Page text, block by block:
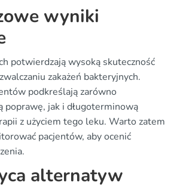
wyniki
potwierdzają wysoką skuteczność
zakażeń bakteryjnych.
podkreślają zarówno
poprawę, jak i długoterminową
z użyciem tego leku. Warto zatem
pacjentów, aby ocenić
alternatyw